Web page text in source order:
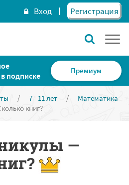
Вход Регистрация
подписке
Премиум
/ 7 - 11 лет /
Математика
книг?
—